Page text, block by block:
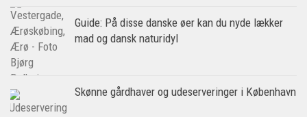
Guide: På disse danske øer kan du nyde lækker
mad og dansk naturidyl
Skønne gårdhaver og udeserveringer i København